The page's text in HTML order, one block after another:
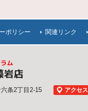
ポリシー 関連リンク
ム
岩店
条2丁目2-15 アクセス